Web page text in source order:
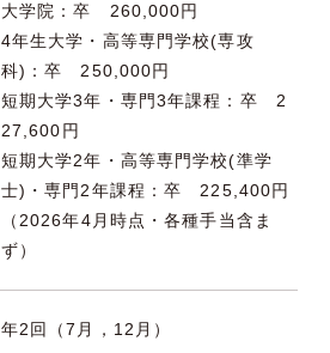
大学院：卒 260,000円
4年生大学・高等専門学校(専攻
科)：卒 250,000円
短期大学3年・専門3年課程：卒 2
27,600円
短期大学2年・高等専門学校(準学
士)・専門2年課程：卒 225,400円
（2026年4月時点・各種手当含ま
ず）
年2回（7月，12月）